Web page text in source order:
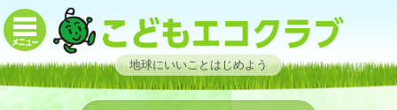
地球にいいことはじめよう